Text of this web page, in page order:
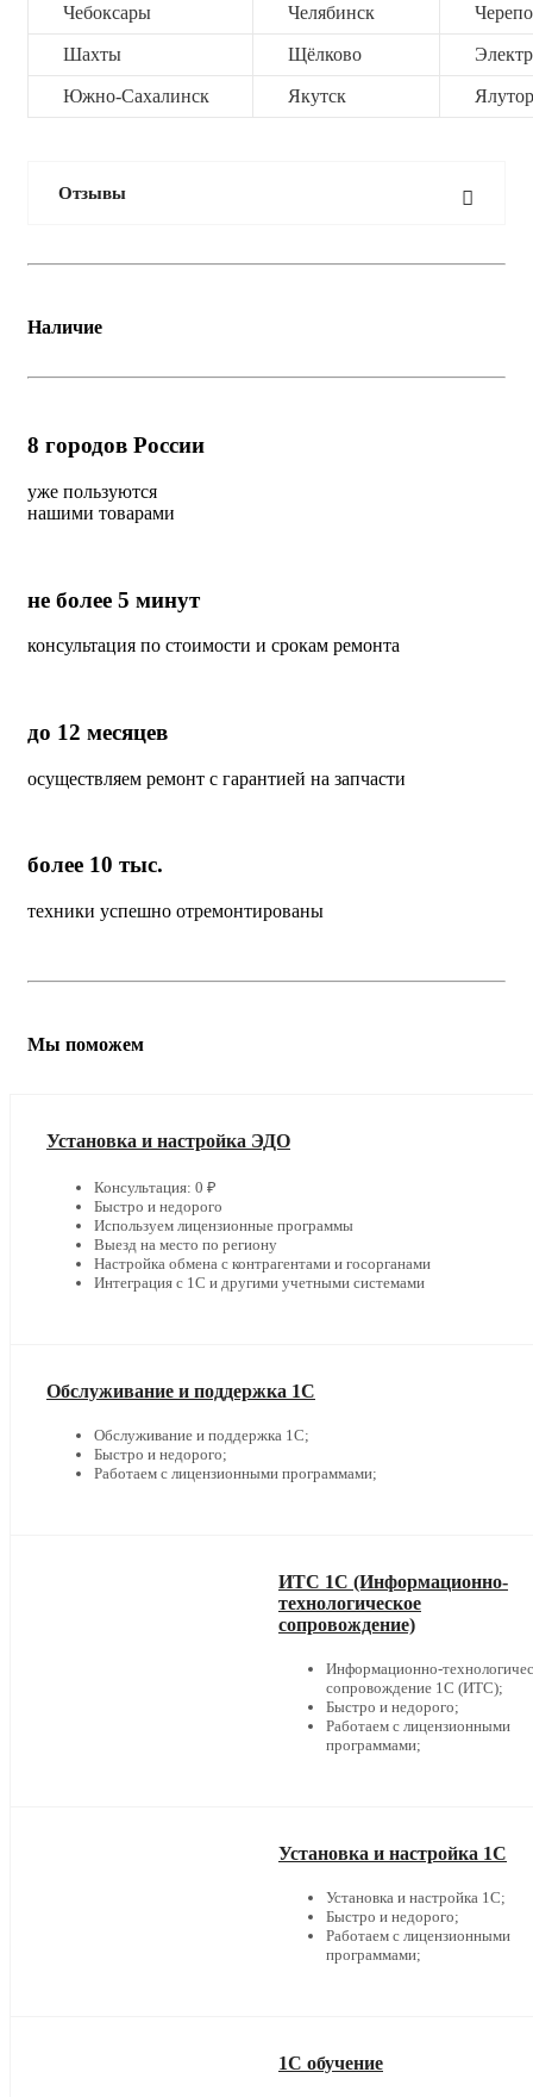
Чебоксары Челябинск
Шахты Щёлково
Южно-Сахалинск Якутск
Отзывы
Наличие
8 городов России
уже пользуются
нашими товарами
не более 5 минут
консультация по стоимости и срокам ремонта
до 12 месяцев
осуществляем ремонт с гарантией на запчасти
более 10 тыс.
техники успешно отремонтированы
Мы поможем
Установка и настройка ЭДО
Консультация: 0 ₽
Быстро и недорого
Используем лицензионные программы
Выезд на место по региону
Настройка обмена с контрагентами и госорганами
Интеграция с 1С и другими учетными системами
Обслуживание и поддержка 1С
Обслуживание и поддержка 1С;
Быстро и недорого;
Работаем с лицензионными программами;
ИТС 1С (Информационно-
технологическое
сопровождение)
Информационно-
сопровождение 1С (ИТС);
Быстро и недорого;
Работаем с лицензионными
программами;
Установка и настройка 1С
Установка и настройка 1С;
Быстро и недорого;
Работаем с лицензионными
программами;
1С обучение